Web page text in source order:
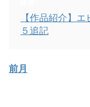
【作品紹介】
５追記
前月